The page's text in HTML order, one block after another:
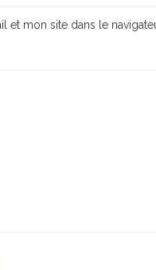
et mon site dans le